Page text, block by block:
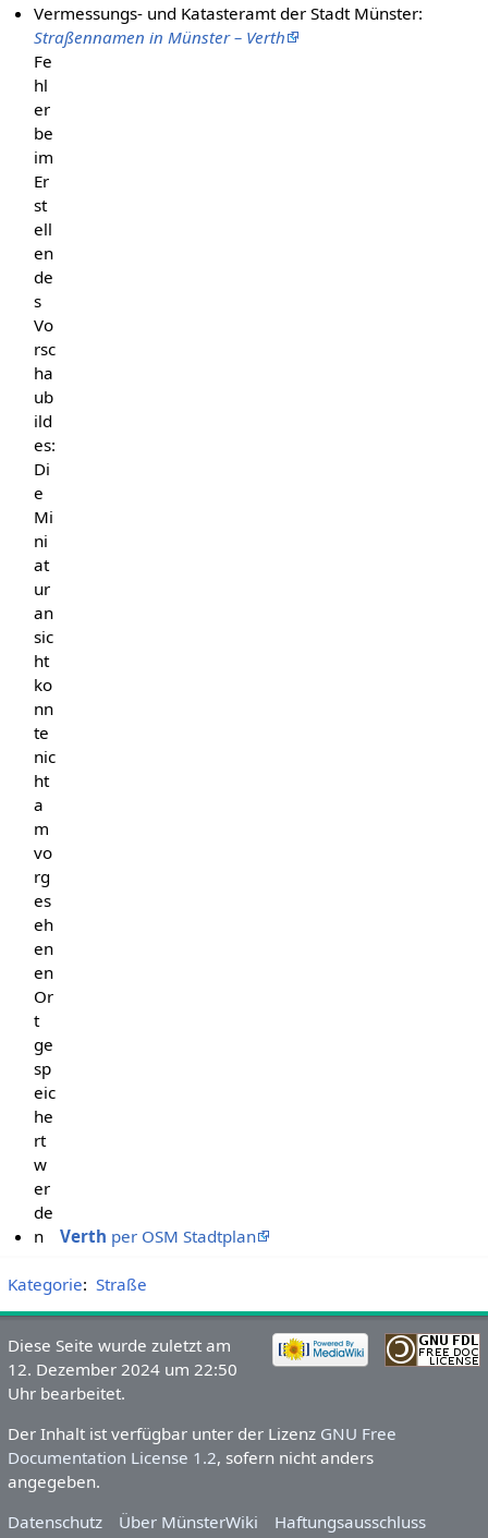
Vermessungs- und Katasteramt der Stadt Münster:
Straßennamen in Münster – Verth
Fe
hl
er
be
im
Er
st
ell
en
de
s
Vo
rsc
ha
ub
ild
es:
Di
e
Mi
ni
at
ur
an
sic
ht
ko
nn
te
nic
ht
a
m
vo
rg
es
eh
en
en
Or
t
ge
sp
eic
he
rt
w
er
de
n
Verth per OSM Stadtplan
Kategorie: Straße
Diese Seite wurde zuletzt am
12. Dezember 2024 um 22:50
Uhr bearbeitet.
Der Inhalt ist verfügbar unter der Lizenz GNU Free
Documentation License 1.2, sofern nicht anders
angegeben.
Datenschutz
Über MünsterWiki Haftungsausschluss